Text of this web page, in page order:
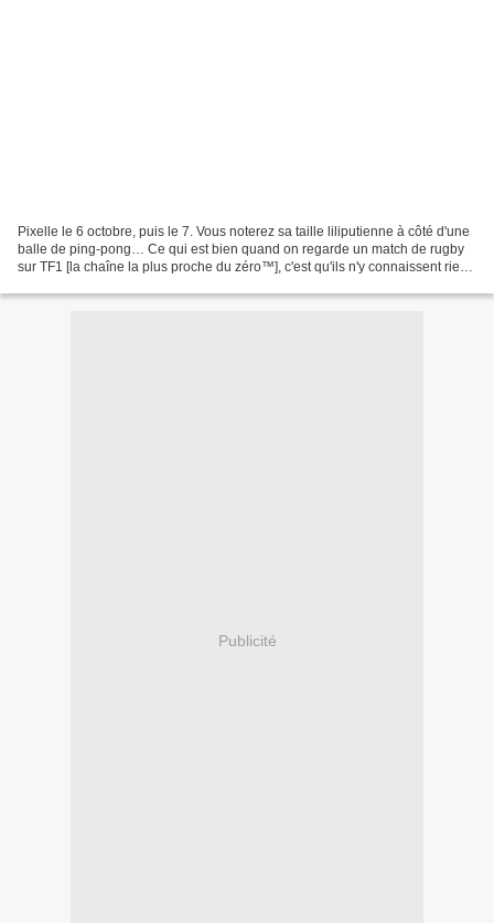
Pixelle le 6 octobre, puis le 7. Vous noterez sa taille liliputienne à côté d'une
balle de ping-pong… Ce qui est bien quand on regarde un match de rugby
sur TF1 [la chaîne la plus proche du zéro™], c'est qu'ils n'y connaissent rien ;
Publicité